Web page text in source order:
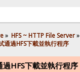
» HFS ~ HTTP File Server»
通過HFS下載並執行程序
過HFS下載並執行程序